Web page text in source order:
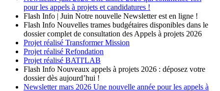
pour les appels à projets et candidatures !
Flash Info | Juin Notre nouvelle Newsletter est en ligne !
Flash Info Nouvelles trames budgétaires disponibles dans le
dossier complet de consultation des Appels à projets 2026
Projet réalisé Transformer Mission
Projet réalisé Refondation
Projet réalisé BATI'LAB
Flash Info Nouveaux appels à projets 2026 : déposez votre
dossier dès aujourd’hui !
Newsletter mars 2026 Une nouvelle année pour les appels à